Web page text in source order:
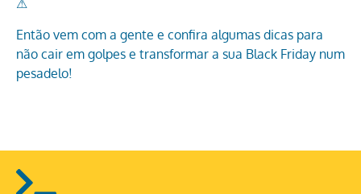
⚠
Então vem com a gente e confira algumas dicas para
não cair em golpes e transformar a sua Black Friday num
pesadelo!